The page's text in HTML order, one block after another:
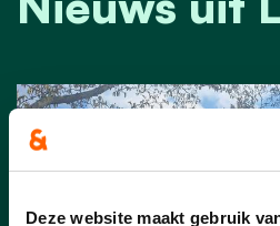
Deze website maakt gebruik